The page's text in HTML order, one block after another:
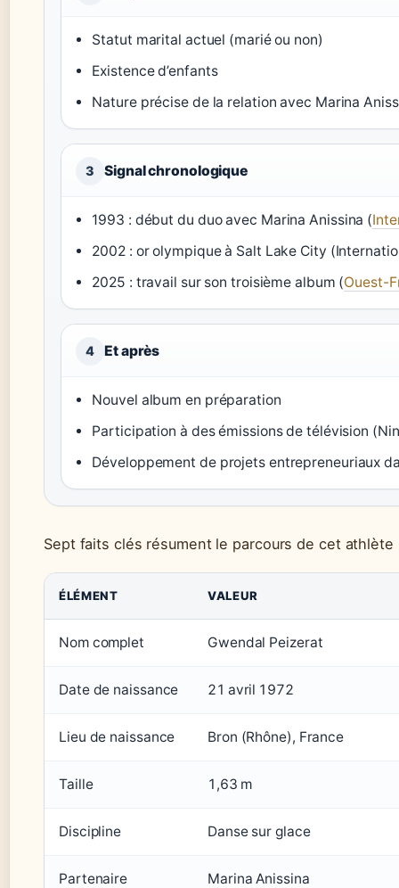
Statut marital actuel (marié ou non)
Existence d’enfants
Nature précise de la relation avec Marina
3 Signal chronologique
1993 : début du duo avec Marina Anissina (
2002 : or olympique à Salt Lake City
2025 : travail sur son troisième album (Ouest-
4 Et après
Nouvel album en préparation
Participation à des émissions de télévision
Développement de projets entrepreneuriaux
Sept faits clés résument le parcours de cet athlète
ÉLÉMENT VALEUR
Nom complet Gwendal Peizerat
Date de naissance 21 avril 1972
Lieu de naissance Bron (Rhône), France
Taille 1,63 m
Discipline Danse sur glace
Partenaire Marina Anissina